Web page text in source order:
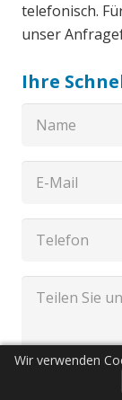
telefonisch.
unser
Ihre
Wir verwenden